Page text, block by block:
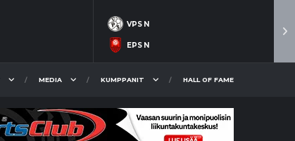
VPS N
EPS N
MEDIA KUMPPANIT HALL OF FAME